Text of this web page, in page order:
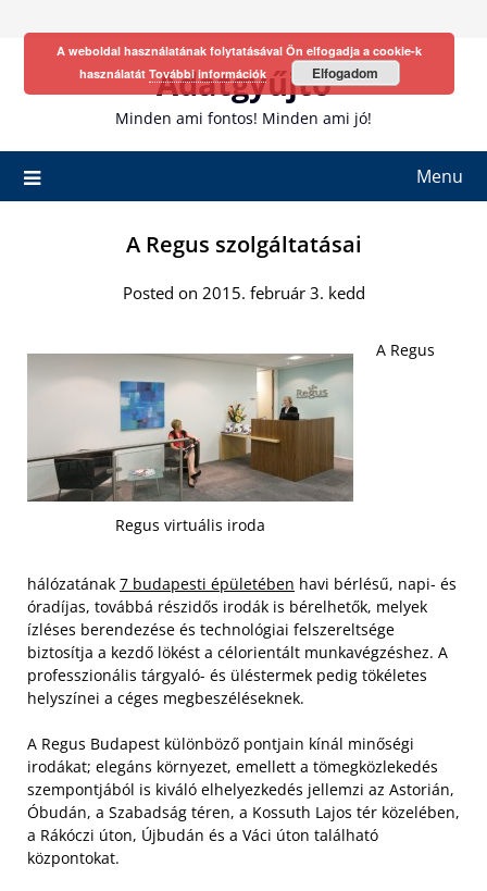
Adatgyűjtő
Minden ami fontos! Minden ami jó!
Menu
A Regus szolgáltatásai
Posted on 2015. február 3. kedd
Regus virtuális iroda
A Regus
hálózatának 7 budapesti épületében havi bérlésű, napi- és
óradíjas, továbbá részidős irodák is bérelhetők, melyek
ízléses berendezése és technológiai felszereltsége
biztosítja a kezdő lökést a célorientált munkavégzéshez. A
professzionális tárgyaló- és üléstermek pedig tökéletes
helyszínei a céges megbeszéléseknek.
A Regus Budapest különböző pontjain kínál minőségi
irodákat; elegáns környezet, emellett a tömegközlekedés
szempontjából is kiváló elhelyezkedés jellemzi az Astorián,
Óbudán, a Szabadság téren, a Kossuth Lajos tér közelében,
a Rákóczi úton, Újbudán és a Váci úton található
központokat.
A weboldal használatának folytatásával Ön elfogadja a cookie-k
használatát További információk Elfogadom